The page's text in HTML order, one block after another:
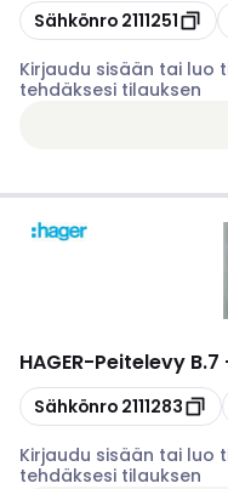
Kopioi
Sähkönro 2111251
Kirjaudu sisään tai luo
tehdäksesi tilauksen
HAGER-Peitelevy
Kopioi
Sähkönro 2111283
Kirjaudu sisään tai luo
tehdäksesi tilauksen